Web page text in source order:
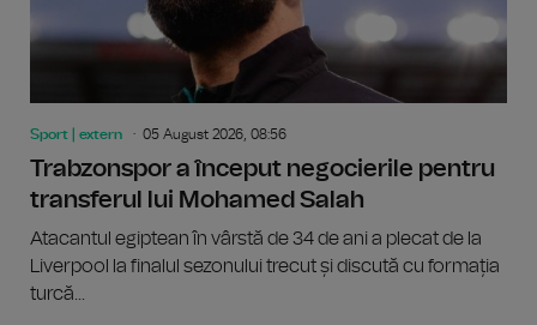
Sport | extern 05 August 2026, 08:56
Trabzonspor a început negocierile pentru
transferul lui Mohamed Salah
Atacantul egiptean în vârstă de 34 de ani a plecat de la
Liverpool la finalul sezonului trecut și discută cu formația
turcă...